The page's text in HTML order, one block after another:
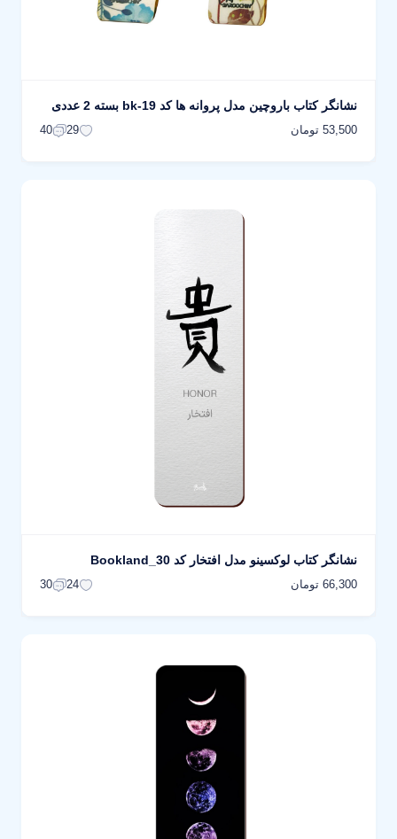
نشانگر کتاب باروچین مدل پروانه ها کد bk-19 بسته 2 عددی
53,500 تومان 29
40
نشانگر کتاب لوکسینو مدل افتخار کد Bookland_30
66,300 تومان 24
30